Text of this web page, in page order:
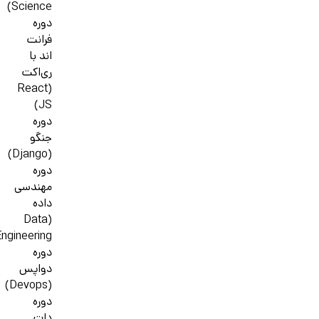
Science)
دوره
فرانت
اند با
ری‌اکت
(React
JS)
دوره
جنگو
(Django)
دوره
مهندسی
داده
(Data
دوره
دواپس
(Devops)
دوره